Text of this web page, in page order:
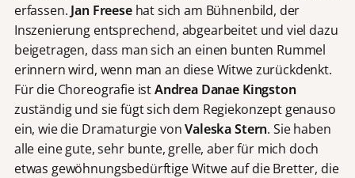
erfassen. Jan Freesehat sich am Bühnenbild, der
Inszenierung entsprechend, abgearbeitet und viel dazu
beigetragen, dass man sich an einen bunten Rummel
erinnern wird, wenn man an diese Witwe zurückdenkt.
Für die Choreografie istAndrea Danae Kingston
zuständig und sie fügt sich dem Regiekonzept genauso
ein, wie die Dramaturgie vonValeska Stern. Sie haben
alle eine gute, sehr bunte, grelle, aber für mich doch
etwas gewöhnungsbedürftige Witwe auf die Bretter, die